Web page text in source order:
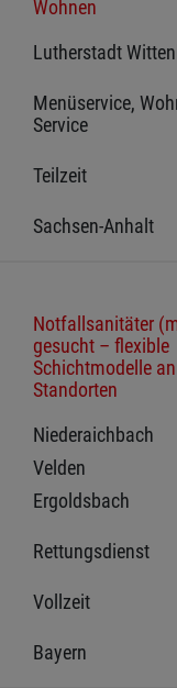
Wohnen
Lutherstadt
Menüservice,
Service
Teilzeit
Sachsen-Anhalt
Notfallsanitäter
gesucht – flexible
Schichtmodelle
Standorten
Niederaichbach
Velden
Ergoldsbach
Rettungsdienst
Vollzeit
Bayern